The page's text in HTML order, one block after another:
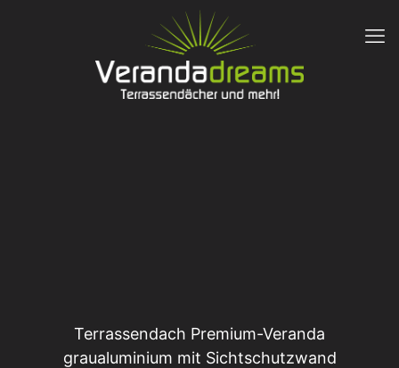
Terrassendach Premium-Veranda
graualuminium mit Sichtschutzwand